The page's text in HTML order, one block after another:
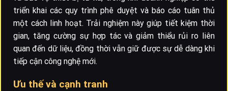
triển khai các quy trình phê duyệt và báo cáo tuân thủ
một cách linh hoạt. Trải nghiệm này giúp tiết kiệm thời
gian, tăng cường sự hợp tác và giảm thiểu rủi ro liên
quan đến dữ liệu, đồng thời vẫn giữ được sự dễ dàng khi
tiếp cận công nghệ mới.
Ưu thế và cạnh tranh